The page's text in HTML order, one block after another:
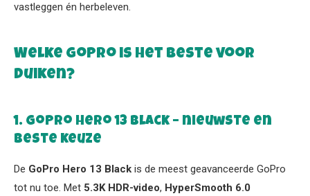
vastleggen én herbeleven.
Welke GoPro is het beste voor
duiken?
1. GoPro Hero 13 Black – nieuwste en
beste keuze
De GoPro Hero 13 Black is de meest geavanceerde GoPro
tot nu toe. Met 5.3K HDR-video, HyperSmooth 6.0